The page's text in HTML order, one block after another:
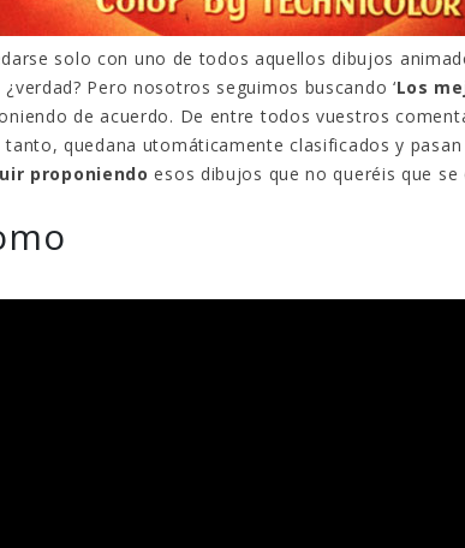
solo con uno de todos aquellos dibujos
Pero nosotros seguimos buscando ‘Los
de acuerdo. De entre todos vuestros
quedana utomáticamente clasificados y
proponiendo esos dibujos que no queréis que
Prime Video estrena
‘Mañana es hoy’ y
recordamos cosas que se
pusieron de moda en los 90 que ya
desaparecieron
2 diciembre, 2022